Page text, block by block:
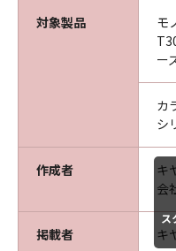
の二次的著作物を
ことはできないも
乙は、自ら又は第
ア製品の全部又は
ニアリング、逆ア
訳、翻案などを行
乙は本ソフトウエ
はその動作時に表
録等を除去したり
ません。
乙は、本ソフトウ
対象製品
モ
ー
カ
シ
作成者
キ
会
掲載者 キ
ス